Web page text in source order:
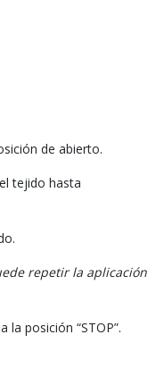
de abierto.
tejido hasta
repetir la aplicación
la posición “STOP”.